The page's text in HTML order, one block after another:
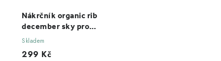
Nákrčník organic rib
december sky pro
muže
Skladem
299 Kč